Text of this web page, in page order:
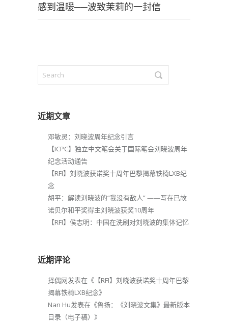
感到温暖──波致茉莉的一封信
近期文章
邓敏灵：刘晓波周年纪念引言
【ICPC】独立中文笔会关于国际笔会刘晓波周年
纪念活动通告
【RFI】刘晓波获诺奖十周年巴黎揭幕铁椅LXB纪
念
胡平：解读刘晓波的“我没有敌人” ——写在已故
诺贝尔和平奖得主刘晓波获奖10周年
【RFI】侯志明：中国在洗刷对刘晓波的集体记忆
近期评论
择偶网发表在《 【RFI】刘晓波获诺奖十周年巴黎
揭幕铁椅LXB纪念》
Nan Hu发表在《鲁扬：《刘晓波文集》最新版本
目录（电子稿） 》